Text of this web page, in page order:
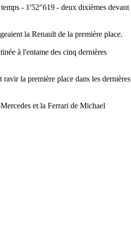
- 1'52"619 - deux dixièmes devant
la Renault de la première place.
à l'entame des cinq dernières
la première place dans les dernières
et la Ferrari de Michael